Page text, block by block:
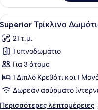
Δίκλινο
Δωμάτιο
(Double
Twin)
Προβολή
όλων
των
φωτογραφιών
για
Superior
Τρίκλινο
Δωμάτιο
17
Superior Τρίκλινο
21 τ.μ.
1 υπνοδωμάτιο
Για 3 άτομα
1 Διπλό Κρεβάτι και 1
Δωρεάν ασύρματο
Περισσότερες λεπτομέρειες
Περισσότερες